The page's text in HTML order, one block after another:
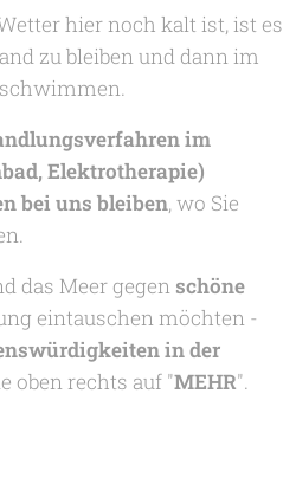
hier noch kalt ist, ist es
zu bleiben und dann im
im
Elektrotherapie)
bei uns bleiben, wo Sie
das Meer gegen schöne
eintauschen möchten -
in der
oben rechts auf "MEHR".